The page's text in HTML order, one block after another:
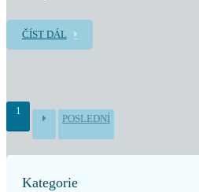
ČÍST DÁL
1
POSLEDNÍ
Kategorie